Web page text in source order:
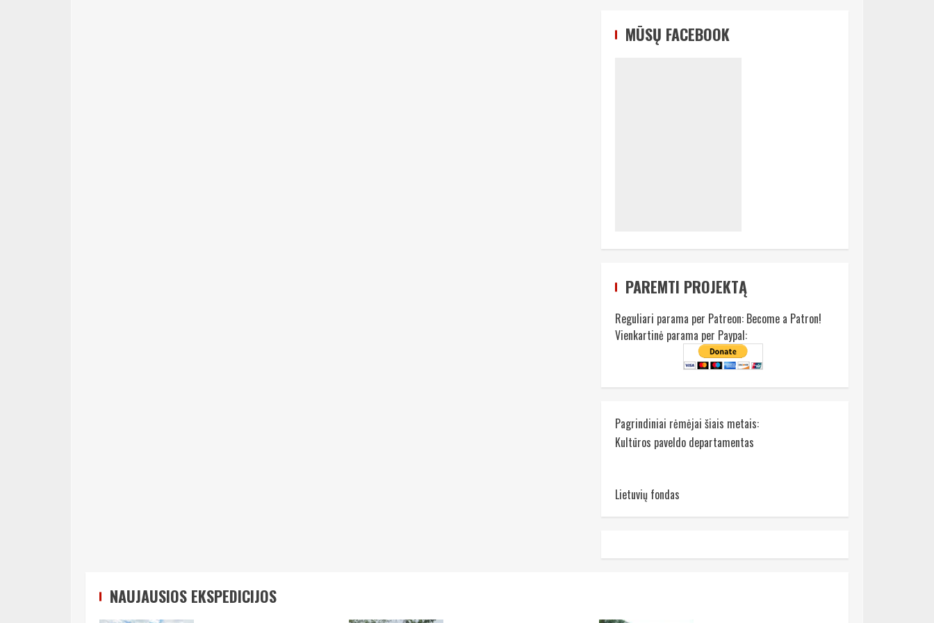
MŪSŲ FACEBOOK
PAREMTI PROJEKTĄ
Reguliari parama per Patreon: Become a Patron!
Vienkartinė parama per Paypal:
Pagrindiniai rėmėjai šiais metais:
Kultūros paveldo departamentas
Lietuvių fondas
NAUJAUSIOS EKSPEDICIJOS